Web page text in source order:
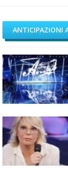
ANTICIPAZIONI